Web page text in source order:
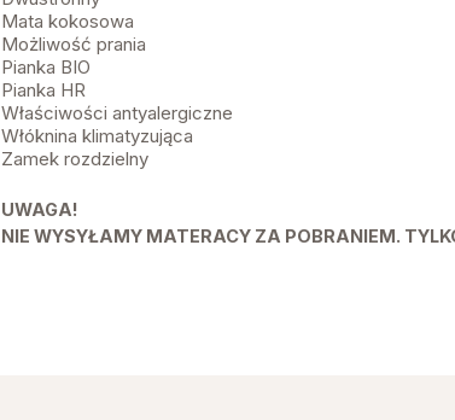
Mata kokosowa
Możliwość prania
Pianka BIO
Pianka HR
Właściwości antyalergiczne
Włóknina klimatyzująca
Zamek rozdzielny
UWAGA!
NIE WYSYŁAMY MATERACY ZA POBRANIEM.